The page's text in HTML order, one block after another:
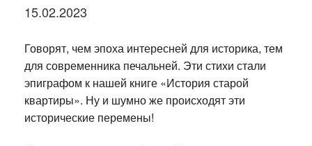
15.02.2023
Говорят, чем эпоха интересней для историка, тем
для современника печальней. Эти стихи стали
эпиграфом к нашей книге «История старой
квартиры». Ну и шумно же происходят эти
исторические перемены!